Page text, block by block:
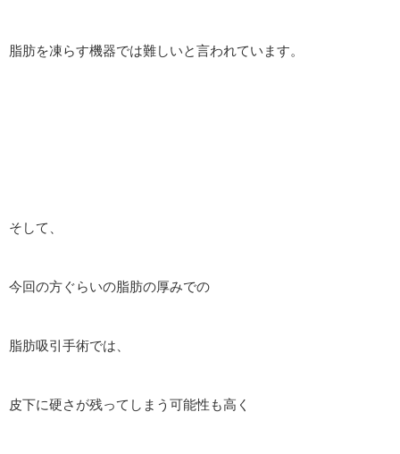
脂肪を凍らす機器では難しいと言われています。
そして、
今回の方ぐらいの脂肪の厚みでの
脂肪吸引手術では、
皮下に硬さが残ってしまう可能性も高く